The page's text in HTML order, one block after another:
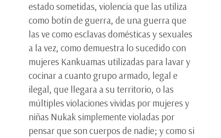
estado sometidas, violencia que las utiliza
como botín de guerra, de una guerra que
las ve como esclavas domésticas y sexuales
a la vez, como demuestra lo sucedido con
mujeres Kankuamas utilizadas para lavar y
cocinar a cuanto grupo armado, legal e
ilegal, que llegara a su territorio, o las
múltiples violaciones vividas por mujeres y
niñas Nukak simplemente violadas por
pensar que son cuerpos de nadie; y como si